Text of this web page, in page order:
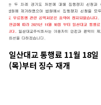
일산대교 통행료 11월 18일
(목)부터 징수 재개